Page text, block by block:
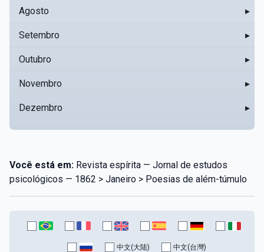
Agosto ▸
Setembro ▸
Outubro ▸
Novembro ▸
Dezembro ▸
Você está em: Revista espírita — Jornal de estudos
psicológicos — 1862 > Janeiro > Poesias de além-túmulo
中文(大陆) 中文(台灣)